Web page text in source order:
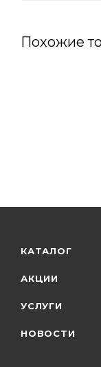
Похожие
КАТАЛОГ
АКЦИИ
УСЛУГИ
НОВОСТИ